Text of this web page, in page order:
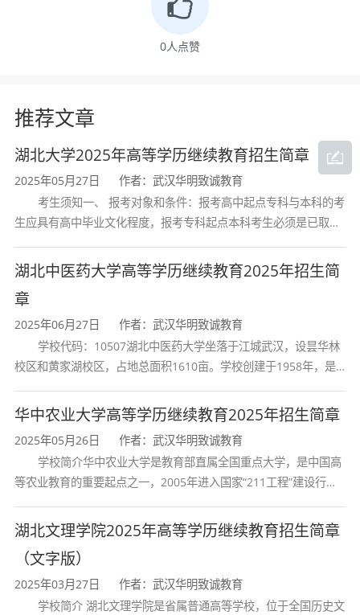
书或以上证书的人员可以报考专升本。
成人高考专升本临床医学专业考试科目
科目：政治、外语、医学综合，其中政治和英语
是公共科目，医学综合属于专业基础课。
学历学位
学生学习期间，学完教学计划规定的全部课程，
考试合格者，由学校颁发国家教育部统一印制的
成人教育本科毕业证书，国家承认学历,对于符合
学位要求的学生颁发学士学位证。
就业前景
本专业的毕业生具有较全面的综合素质、较好的
的科研能力。毕业后可以在医疗卫生机构从事临
床各科的医疗、预防工作及医学教学和研究工
作。
0人点赞
推荐文章
湖北大学2025年高等学历继续教育招生简章
2025年05月27日
作者：武汉华明致诚教育
考生须知一、 报考对象和条件：报考高中起点专科与本科的考
生应具有高中毕业文化程度，报考专科起点本科考生必须是已取得
构颁发的大学专科毕业证书的人
湖北中医药大学高等学历继续教育2025年招生简
章
2025年06月27日
作者：武汉华明致诚教育
学校代码：10507湖北中医药大学坐落于江城武汉，设昙华林
校区和黄家湖校区，占地总面积1610亩。学校创建于1958年，是
育和最早开办中医研究
华中农业大学高等学历继续教育2025年招生简章
2025年05月26日
作者：武汉华明致诚教育
学校简介华中农业大学是教育部直属全国重点大学，是中国高
等农业教育的重要起点之一，2005年进入国家“211工程”建设行
首轮“双一流”成效
湖北文理学院2025年高等学历继续教育招生简章
（文字版）
2025年03月27日
作者：武汉华明致诚教育
学校简介 湖北文理学院是省属普通高等学校，位于全国历史文